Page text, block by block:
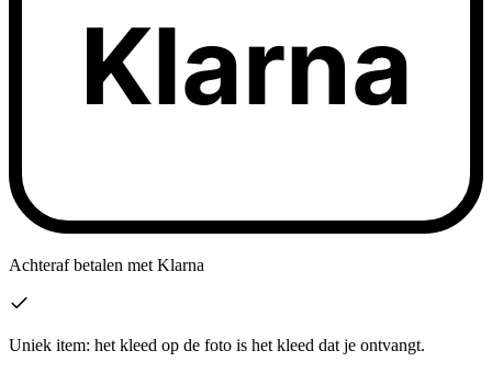
Klarna
Achteraf betalen met Klarna
Uniek item: het kleed op de foto is het kleed dat je ontvangt.